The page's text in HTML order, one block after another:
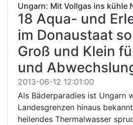
Ungarn: Mit Vollgas ins kühle
18 Aqua- und
im Donaustaat
Groß und Klein
und
2013-06-12 12:01:00
Als Bäderparadies ist Ungarn
Landesgrenzen hinaus
heilendes Thermalwasser